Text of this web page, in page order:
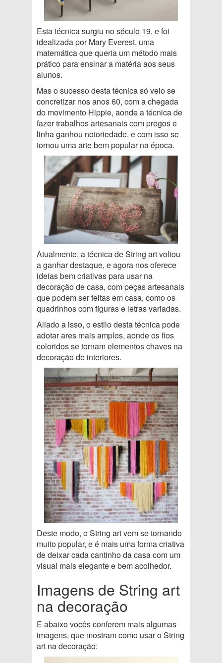
Esta técnica surgiu no século 19, e foi
idealizada por Mary Everest, uma
matemática que queria um método mais
prático para ensinar a matéria aos seus
alunos.
Mas o sucesso desta técnica só veio se
concretizar nos anos 60, com a chegada
do movimento Hippie, aonde a técnica de
fazer trabalhos artesanais com pregos e
linha ganhou notoriedade, e com isso se
tornou uma arte bem popular na época.
Atualmente, a técnica de String art voltou
a ganhar destaque, e agora nos oferece
ideias bem criativas para usar na
decoração de casa, com peças artesanais
que podem ser feitas em casa, como os
quadrinhos com figuras e letras variadas.
Aliado a isso, o estilo desta técnica pode
adotar ares mais amplos, aonde os fios
coloridos se tornam elementos chaves na
decoração de interiores.
Deste modo, o String art vem se tornando
muito popular, e é mais uma forma criativa
de deixar cada cantinho da casa com um
visual mais elegante e bem acolhedor.
Imagens de String art
na decoração
E abaixo vocês conferem mais algumas
imagens, que mostram como usar o String
art na decoração: